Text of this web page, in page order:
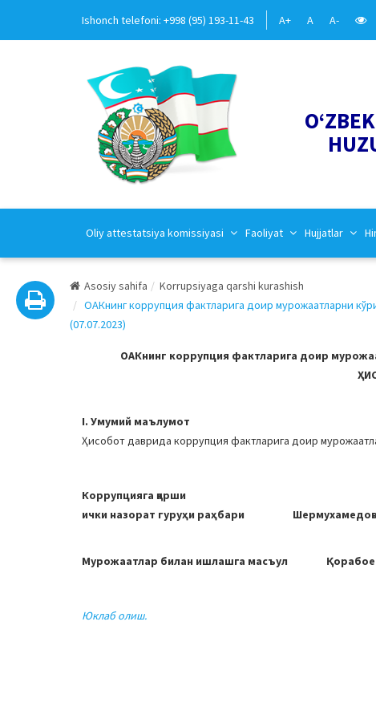
Ishonch telefoni: +998 (95) 193-11-43 A+ A A-
Oliy attestatsiya komissiyasi Faoliyat Hujjatlar
Asosiy sahifa
Korrupsiyaga qarshi kurashish
ОАКнинг коррупция фактларига доир мурожаатларни
(07.07.2023)
ОАКнинг коррупция фактларига доир
I. Умумий маълумот
Ҳисобот даврида коррупция фактларига доир
Коррупцияга қарши
ички назорат гуруҳи раҳбари Шермухамедов
Мурожаатлар билан ишлашга масъул
Юклаб олиш.